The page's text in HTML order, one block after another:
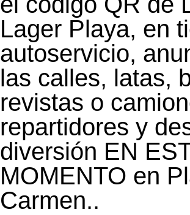
Lager Playa, en
autoservicio,
las calles, latas,
revistas o
repartidores y
diversión EN
MOMENTO en
Carmen..